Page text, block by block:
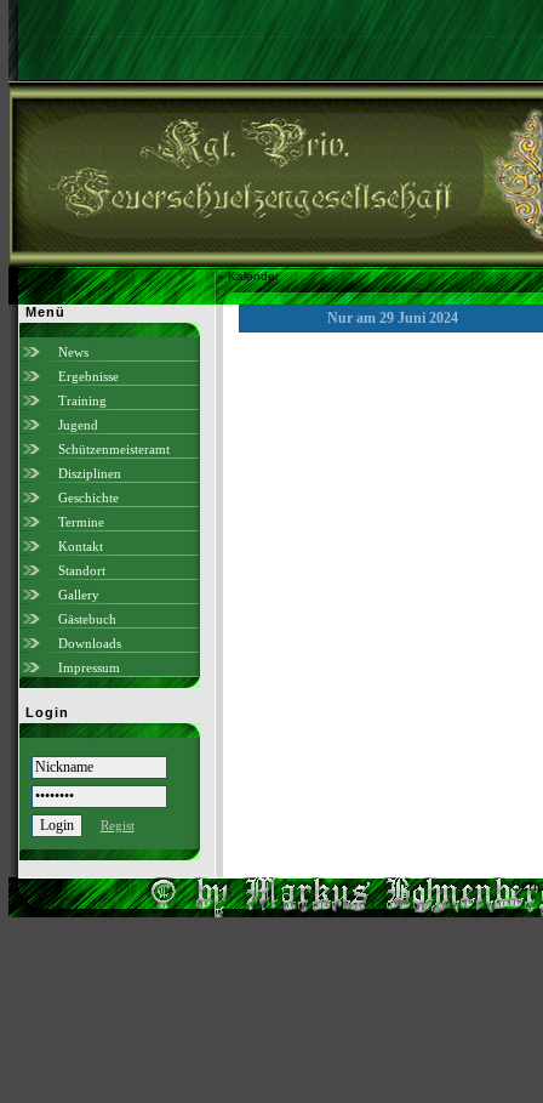
»Kalender
Menü
News
Ergebnisse
Training
Jugend
Schützenmeisteramt
Disziplinen
Geschichte
Termine
Kontakt
Standort
Gallery
Gästebuch
Downloads
Impressum
Login
Regist
Nur am 29 Juni 2024